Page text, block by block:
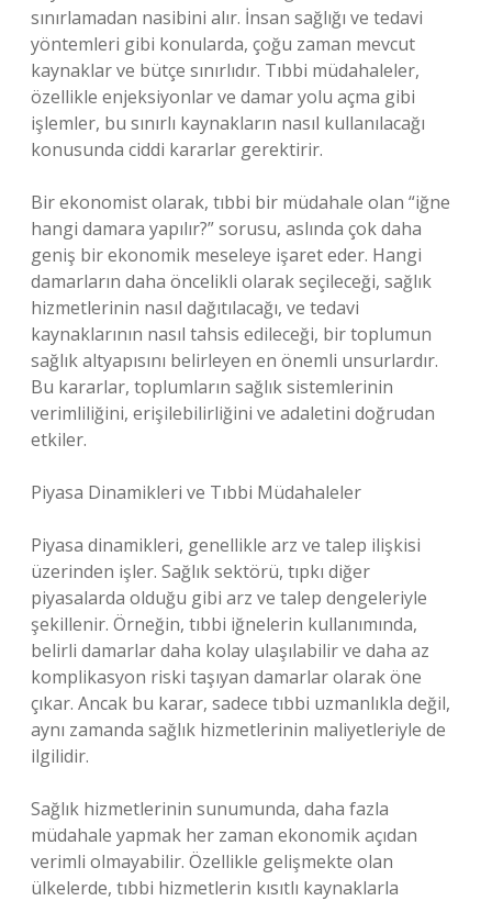
sınırlamadan nasibini alır. İnsan sağlığı ve tedavi
yöntemleri gibi konularda, çoğu zaman mevcut
kaynaklar ve bütçe sınırlıdır. Tıbbi müdahaleler,
özellikle enjeksiyonlar ve damar yolu açma gibi
işlemler, bu sınırlı kaynakların nasıl kullanılacağı
konusunda ciddi kararlar gerektirir.
Bir ekonomist olarak, tıbbi bir müdahale olan “iğne
hangi damara yapılır?” sorusu, aslında çok daha
geniş bir ekonomik meseleye işaret eder. Hangi
damarların daha öncelikli olarak seçileceği, sağlık
hizmetlerinin nasıl dağıtılacağı, ve tedavi
kaynaklarının nasıl tahsis edileceği, bir toplumun
sağlık altyapısını belirleyen en önemli unsurlardır.
Bu kararlar, toplumların sağlık sistemlerinin
verimliliğini, erişilebilirliğini ve adaletini doğrudan
etkiler.
Piyasa Dinamikleri ve Tıbbi Müdahaleler
Piyasa dinamikleri, genellikle arz ve talep ilişkisi
üzerinden işler. Sağlık sektörü, tıpkı diğer
piyasalarda olduğu gibi arz ve talep dengeleriyle
şekillenir. Örneğin, tıbbi iğnelerin kullanımında,
belirli damarlar daha kolay ulaşılabilir ve daha az
komplikasyon riski taşıyan damarlar olarak öne
çıkar. Ancak bu karar, sadece tıbbi uzmanlıkla değil,
aynı zamanda sağlık hizmetlerinin maliyetleriyle de
ilgilidir.
Sağlık hizmetlerinin sunumunda, daha fazla
müdahale yapmak her zaman ekonomik açıdan
verimli olmayabilir. Özellikle gelişmekte olan
ülkelerde, tıbbi hizmetlerin kısıtlı kaynaklarla